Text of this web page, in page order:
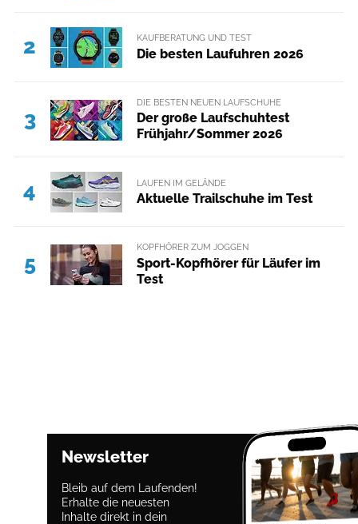
2 KAUFBERATUNG UND TEST
Die besten Laufuhren 2026
3
DIE BESTEN NEUEN LAUFSCHUHE
Der große Laufschuhtest
Frühjahr/Sommer 2026
4 LAUFEN IM GELÄNDE
Aktuelle Trailschuhe im Test
5
KOPFHÖRER ZUM JOGGEN
Sport-Kopfhörer für Läufer im
Test
Newsletter
Bleib auf dem Laufenden!
Erhalte die neuesten
Inhalte direkt in dein